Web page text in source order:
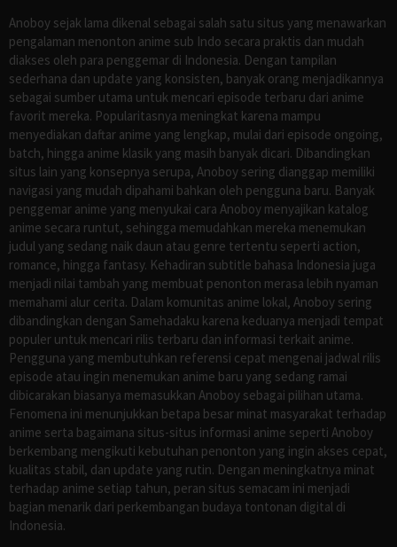
Anoboy sejak lama dikenal sebagai salah satu situs yang menawarkan
pengalaman menonton anime sub Indo secara praktis dan mudah
diakses oleh para penggemar di Indonesia. Dengan tampilan
sederhana dan update yang konsisten, banyak orang menjadikannya
sebagai sumber utama untuk mencari episode terbaru dari anime
favorit mereka. Popularitasnya meningkat karena mampu
menyediakan daftar anime yang lengkap, mulai dari episode ongoing,
batch, hingga anime klasik yang masih banyak dicari. Dibandingkan
situs lain yang konsepnya serupa, Anoboy sering dianggap memiliki
navigasi yang mudah dipahami bahkan oleh pengguna baru. Banyak
penggemar anime yang menyukai cara Anoboy menyajikan katalog
anime secara runtut, sehingga memudahkan mereka menemukan
judul yang sedang naik daun atau genre tertentu seperti action,
romance, hingga fantasy. Kehadiran subtitle bahasa Indonesia juga
menjadi nilai tambah yang membuat penonton merasa lebih nyaman
memahami alur cerita. Dalam komunitas anime lokal, Anoboy sering
dibandingkan dengan Samehadaku karena keduanya menjadi tempat
populer untuk mencari rilis terbaru dan informasi terkait anime.
Pengguna yang membutuhkan referensi cepat mengenai jadwal rilis
episode atau ingin menemukan anime baru yang sedang ramai
dibicarakan biasanya memasukkan Anoboy sebagai pilihan utama.
Fenomena ini menunjukkan betapa besar minat masyarakat terhadap
anime serta bagaimana situs-situs informasi anime seperti Anoboy
berkembang mengikuti kebutuhan penonton yang ingin akses cepat,
kualitas stabil, dan update yang rutin. Dengan meningkatnya minat
terhadap anime setiap tahun, peran situs semacam ini menjadi
bagian menarik dari perkembangan budaya tontonan digital di
Indonesia.